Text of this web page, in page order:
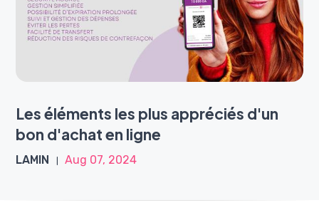
Les éléments les plus appréciés d'un
bon d'achat en ligne
LAMIN Aug 07, 2024